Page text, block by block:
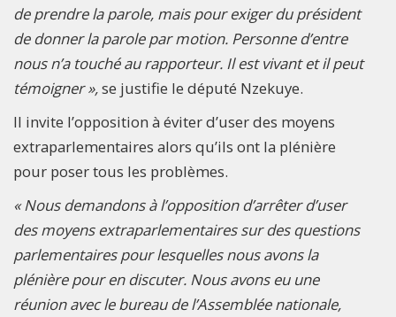
de prendre la parole, mais pour exiger du président
de donner la parole par motion. Personne d’entre
nous n’a touché au rapporteur. Il est vivant et il peut
témoigner »,se justifie le député Nzekuye.
Il invite l’opposition à éviter d’user des moyens
extraparlementaires alors qu’ils ont la plénière
pour poser tous les problèmes.
« Nous demandons à l’opposition d’arrêter d’user
des moyens extraparlementaires sur des questions
parlementaires pour lesquelles nous avons la
plénière pour en discuter. Nous avons eu une
réunion avec le bureau de l’Assemblée nationale,